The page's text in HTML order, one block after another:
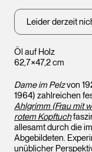
Öl auf Holz
62,7×47,2 cm
Leider derzeit
Dame im Pelzvon
1964) zahlreichen
Ahlgrimm (Frau mit
rotem Kopftuch
allesamt durch die
Abgebildeten.
unüblicher